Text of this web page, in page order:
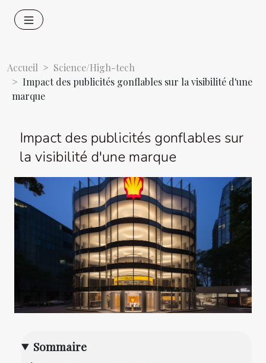
Accueil
Science/High-tech
Impact des publicités gonflables sur la visibilité d'une
marque
Impact des publicités gonflables sur
la visibilité d'une marque
Sommaire